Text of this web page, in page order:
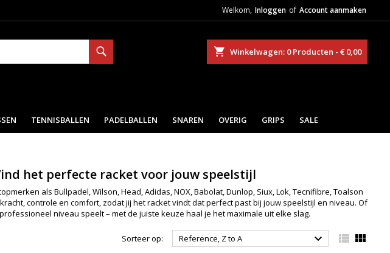
Welkom, Inloggen of Account aanmaken
Winkelwagen 0 Producten - € 0,00
TENNISBALLEN PADELBALLEN SNAREN OVERIG GRIPS SALE
het perfecte racket voor jouw speelstijl
als Bullpadel, Wilson, Head, Adidas, NOX, Babolat, Dunlop, Siux, Lok, Tecnifibre, Toalson
controle en comfort, zodat jij het racket vindt dat perfect past bij jouw speelstijl en niveau. Of
niveau speelt – met de juiste keuze haal je het maximale uit elke slag.
Sorteer op: Reference, Z to A   